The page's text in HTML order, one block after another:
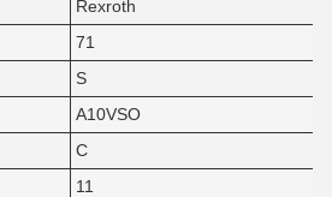
Rexroth
71
S
A10VSO
C
11